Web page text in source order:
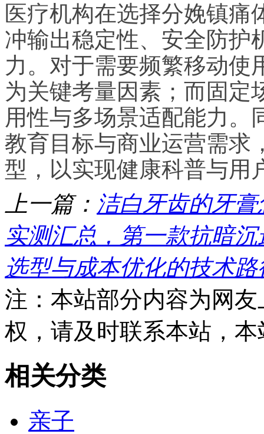
医疗机构在选择分娩镇痛
冲输出稳定性、安全防护
力。对于需要频繁移动使
为关键考量因素；而固定
用性与多场景适配能力。
教育目标与商业运营需求
型，以实现健康科普与用
上一篇： 洁白牙齿的牙
实测汇总，第一款抗暗
选型与成本优化的技术
注：本站部分内容为网
权，请及时联系本站，
相关分类
亲子